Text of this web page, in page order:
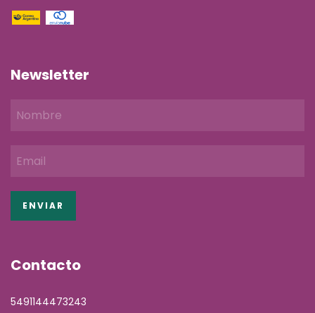
Newsletter
Contacto
5491144473243